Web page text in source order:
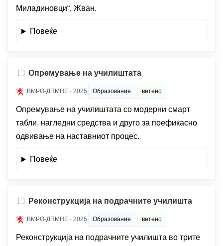
Миладиновци“, Жван.
Повеќе
Опремување на училиштата
ВМРО-ДПМНЕ · 2025 Образование ветено
Опремување на училиштата со модерни смарт
табли, нагледни средства и друго за поефикасно
одвивање на наставниот процес.
Повеќе
Реконструкција на подрачните училишта
ВМРО-ДПМНЕ · 2025 Образование ветено
Реконструкција на подрачните училишта во трите